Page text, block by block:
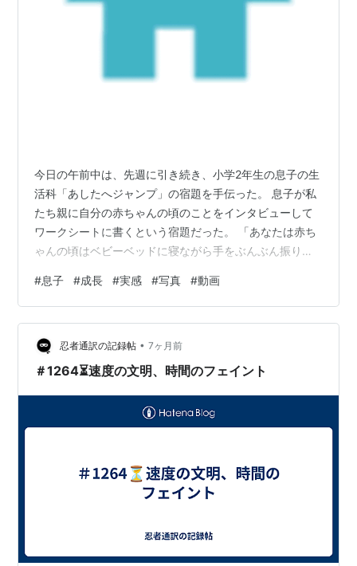
今日の午前中は、先週に引き続き、小学2年生の息子の生
活科「あしたへジャンプ」の宿題を手伝った。 息子が私
たち親に自分の赤ちゃんの頃のことをインタビューして
ワークシートに書くという宿題だった。 「あなたは赤ち
ゃんの頃はベビーベッドに寝ながら手をぶんぶん振り回
何それ～書くの恥ずかしいよ～。」 「生まれた時から戦
うのが大好きだったよ！」「えーそーなんだー。」など
とやりとり。息子はワンピースが大好き。ポケモンも好
き。 「寝返りは、いつしたんですか。」「えっと、3か
月くらいで。」「赤ちゃんのころは、寝返りがなかなか
#息子 #成長 #実感 #写真 #動画
忍者通訳の記録帖 • 7ヶ月前
＃1264⏳速度の文明、時間のフェイント